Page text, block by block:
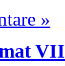
»
VII